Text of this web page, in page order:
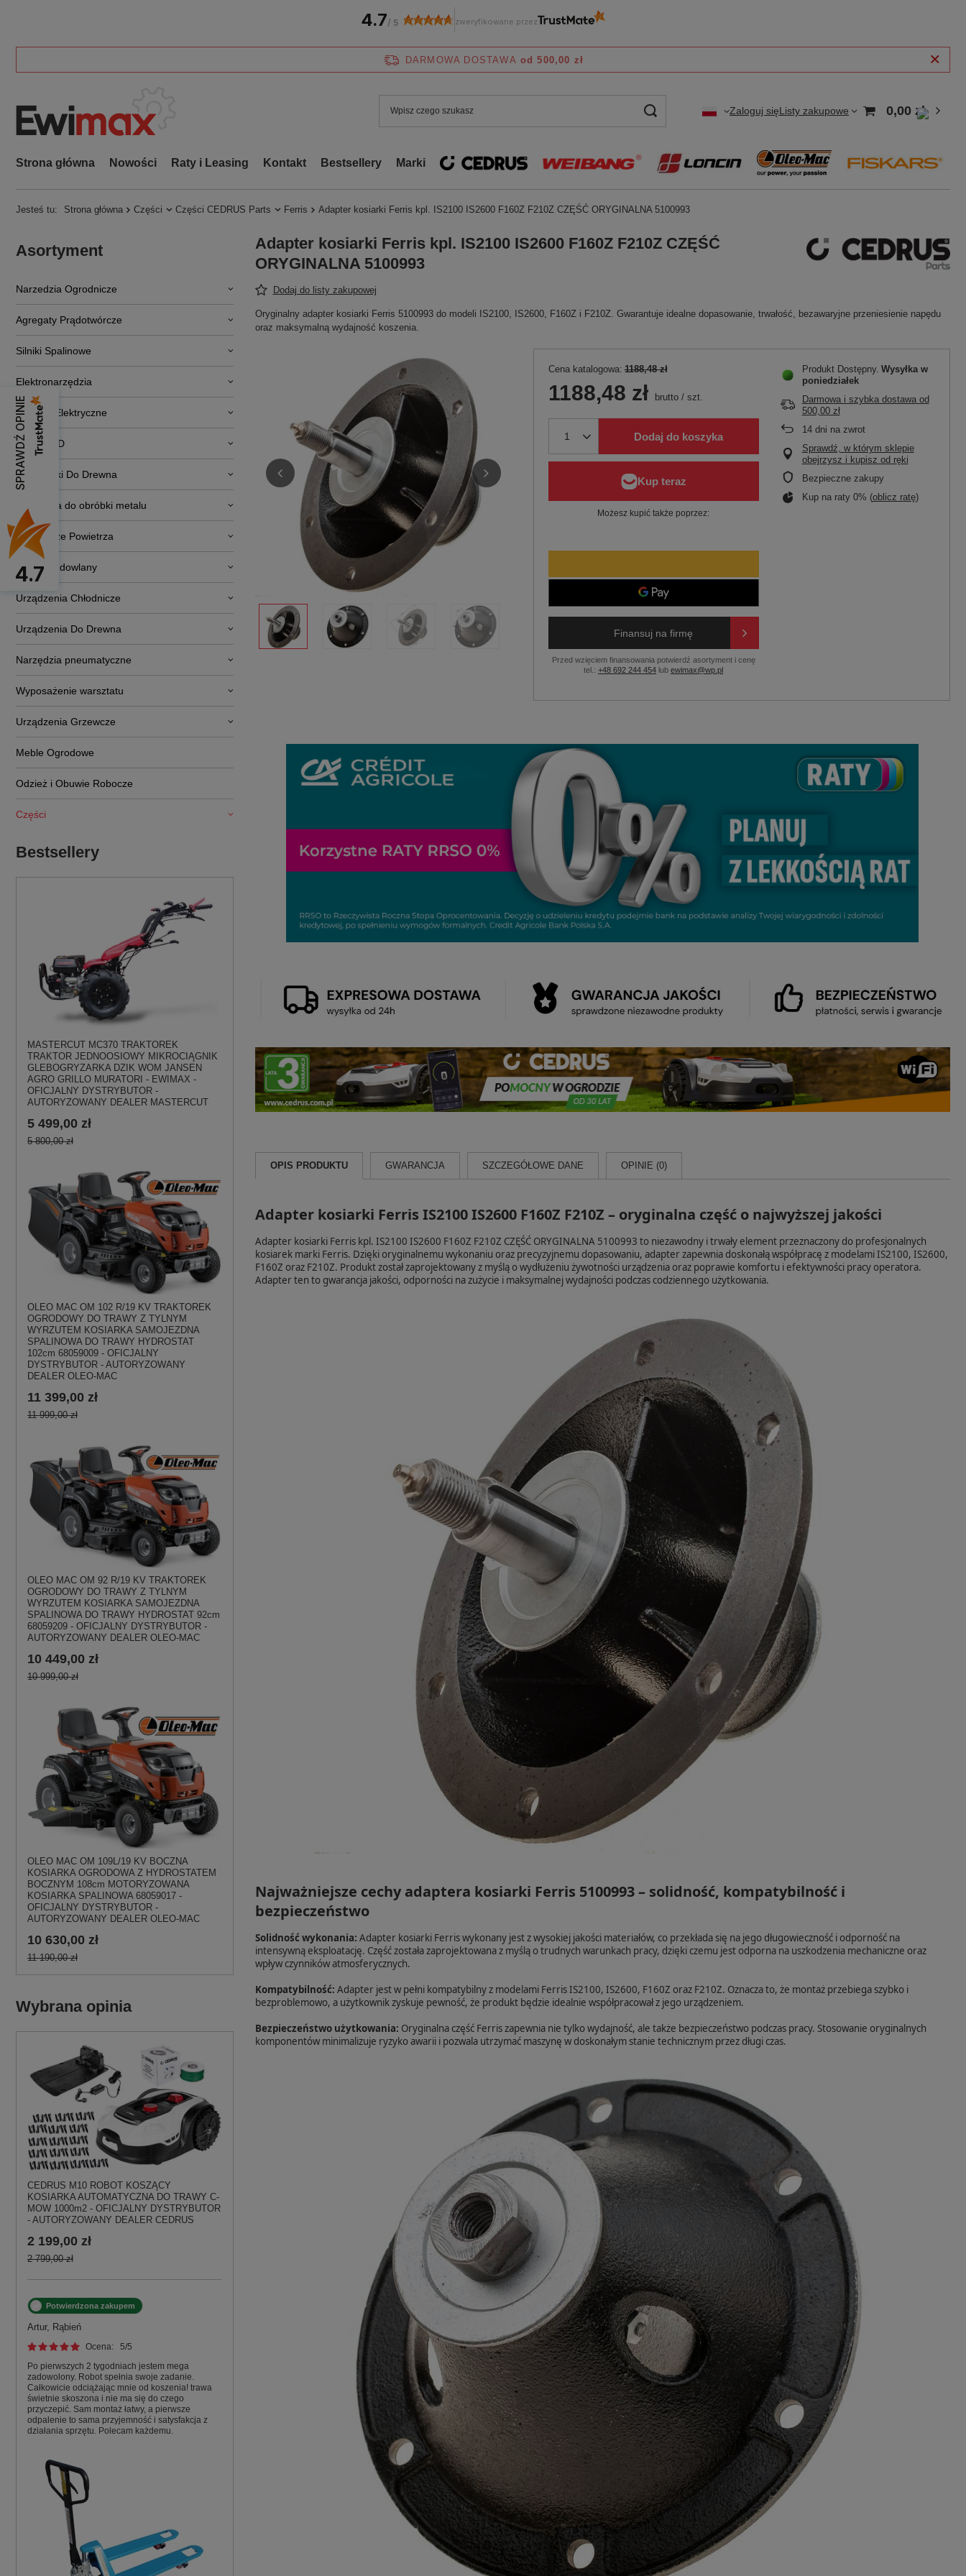
DARMOWA DOSTAWA od 500,00 zł
Zaloguj sięListy zakupowe 0,00 zł
Strona główna Nowości Raty i Leasing Kontakt Bestsellery Marki
Jesteś tu: Strona główna Części Części CEDRUS Parts Ferris Adapter kosiarki Ferris kpl. IS2100 IS2600 F160Z F210Z CZĘŚĆ ORYGINALNA 5100993
Asortyment
Narzedzia Ogrodnicze
Agregaty Prądotwórcze
Silniki Spalinowe
Elektronarzędzia
Pojazdy Elektryczne
RTV i AGD
Obrabiarki Do Drewna
Narzędzia do obróbki metalu
Osuszacze Powietrza
Sprzęt budowlany
Urządzenia Chłodnicze
Urządzenia Do Drewna
Narzędzia pneumatyczne
Wyposażenie warsztatu
Urządzenia Grzewcze
Meble Ogrodowe
Odzież i Obuwie Robocze
Części
Bestsellery
MASTERCUT MC370 TRAKTOREK
TRAKTOR JEDNOOSIOWY MIKROCIĄGNIK
GLEBOGRYZARKA DZIK WOM JANSEN
AGRO GRILLO MURATORI - EWIMAX -
OFICJALNY DYSTRYBUTOR -
AUTORYZOWANY DEALER MASTERCUT
5 499,00 zł
5 800,00 zł
OLEO MAC OM 102 R/19 KV TRAKTOREK
OGRODOWY DO TRAWY Z TYLNYM
WYRZUTEM KOSIARKA SAMOJEZDNA
SPALINOWA DO TRAWY HYDROSTAT
102cm 68059009 - OFICJALNY
DYSTRYBUTOR - AUTORYZOWANY
DEALER OLEO-MAC
11 399,00 zł
11 999,00 zł
OLEO MAC OM 92 R/19 KV TRAKTOREK
OGRODOWY DO TRAWY Z TYLNYM
WYRZUTEM KOSIARKA SAMOJEZDNA
SPALINOWA DO TRAWY HYDROSTAT 92cm
68059209 - OFICJALNY DYSTRYBUTOR -
AUTORYZOWANY DEALER OLEO-MAC
10 449,00 zł
10 999,00 zł
OLEO MAC OM 109L/19 KV BOCZNA
KOSIARKA OGRODOWA Z HYDROSTATEM
BOCZNYM 108cm MOTORYZOWANA
KOSIARKA SPALINOWA 68059017 -
OFICJALNY DYSTRYBUTOR -
AUTORYZOWANY DEALER OLEO-MAC
10 630,00 zł
11 190,00 zł
Wybrana opinia
CEDRUS M10 ROBOT KOSZĄCY
KOSIARKA AUTOMATYCZNA DO TRAWY C-
MOW 1000m2 - OFICJALNY DYSTRYBUTOR
- AUTORYZOWANY DEALER CEDRUS
2 199,00 zł
2 799,00 zł
Potwierdzona zakupem
Artur, Rąbień
Ocena: 5/5
Po pierwszych 2 tygodniach jestem mega
zadowolony. Robot spełnia swoje zadanie.
Całkowicie odciążając mnie od koszenia! trawa
świetnie skoszona i nie ma się do czego
przyczepić. Sam montaż łatwy, a pierwsze
odpalenie to sama przyjemność i satysfakcja z
działania sprzętu. Polecam każdemu.
Adapter kosiarki Ferris kpl. IS2100 IS2600 F160Z F210Z CZĘŚĆ
ORYGINALNA 5100993
Dodaj do listy zakupowej
Oryginalny adapter kosiarki Ferris 5100993 do modeli IS2100, IS2600, F160Z i F210Z. Gwarantuje idealne dopasowanie, trwałość, bezawaryjne przeniesienie napędu
oraz maksymalną wydajność koszenia.
Cena katalogowa: 1188,48 zł
1188,48 zł brutto/ szt.
Dodaj do koszyka
Możesz kupić także poprzez:
Finansuj na firmę
Przed wzięciem finansowania potwierdź asortyment i cenę
tel.:+48 692 244 454 lubewimax@wp.pl
Produkt Dostępny Wysyłka w
poniedziałek
Darmowa i szybka dostawaod
500,00 zł
14dni na zwrot
Sprawdź, w którym sklepie
obejrzysz i kupisz od ręki
Bezpieczne zakupy
Kup na raty 0% (oblicz ratę)
OPIS PRODUKTU GWARANCJA SZCZEGÓŁOWE DANE OPINIE (0)
Adapter kosiarki Ferris IS2100 IS2600 F160Z F210Z – oryginalna część o najwyższej jakości
Adapter kosiarki Ferris kpl. IS2100 IS2600 F160Z F210Z CZĘŚĆ ORYGINALNA 5100993 to niezawodny i trwały element przeznaczony do profesjonalnych
kosiarek marki Ferris. Dzięki oryginalnemu wykonaniu oraz precyzyjnemu dopasowaniu, adapter zapewnia doskonałą współpracę z modelami IS2100, IS2600,
F160Z oraz F210Z. Produkt został zaprojektowany z myślą o wydłużeniu żywotności urządzenia oraz poprawie komfortu i efektywności pracy operatora.
Adapter ten to gwarancja jakości, odporności na zużycie i maksymalnej wydajności podczas codziennego użytkowania.
Najważniejsze cechy adaptera kosiarki Ferris 5100993 – solidność, kompatybilność i
bezpieczeństwo
Solidność wykonania: Adapter kosiarki Ferris wykonany jest z wysokiej jakości materiałów, co przekłada się na jego długowieczność i odporność na
intensywną eksploatację. Część została zaprojektowana z myślą o trudnych warunkach pracy, dzięki czemu jest odporna na uszkodzenia mechaniczne oraz
wpływ czynników atmosferycznych.
Kompatybilność: Adapter jest w pełni kompatybilny z modelami Ferris IS2100, IS2600, F160Z oraz F210Z. Oznacza to, że montaż przebiega szybko i
bezproblemowo, a użytkownik zyskuje pewność, że produkt będzie idealnie współpracował z jego urządzeniem.
Bezpieczeństwo użytkowania: Oryginalna część Ferris zapewnia nie tylko wydajność, ale także bezpieczeństwo podczas pracy. Stosowanie oryginalnych
komponentów minimalizuje ryzyko awarii i pozwala utrzymać maszynę w doskonałym stanie technicznym przez długi czas.
4.7/ 5 zweryfikowane przez
SPRAWDŹ OPINIE
4.7